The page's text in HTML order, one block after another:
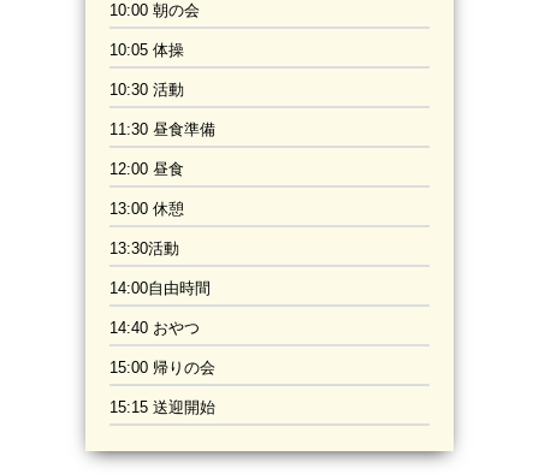
10:00 朝の会
10:05 体操
10:30 活動
11:30 昼食準備
12:00 昼食
13:00 休憩
13:30活動
14:00自由時間
14:40 おやつ
15:00 帰りの会
15:15 送迎開始